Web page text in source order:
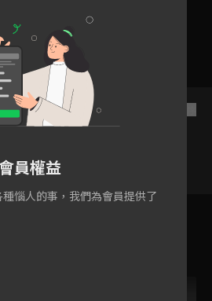
于青斌 柴碧雲
36 37 38
員權益
惱人的事，我們為會員提供了